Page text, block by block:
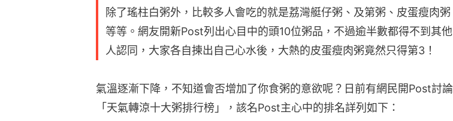
除了瑤柱白粥外，比較多人會吃的就是荔灣艇仔粥、及第粥、皮蛋瘦肉粥
等等。網友開新Post列出心目中的頭10位粥品，不過逾半數都得不到其他
人認同，大家各自揀出自己心水後，大熱的皮蛋瘦肉粥竟然只得第3！
氣溫逐漸下降，不知道會否增加了你食粥的意欲呢？日前有網民開Post討論
「天氣轉涼十大粥排行榜」，該名Post主心中的排名詳列如下：